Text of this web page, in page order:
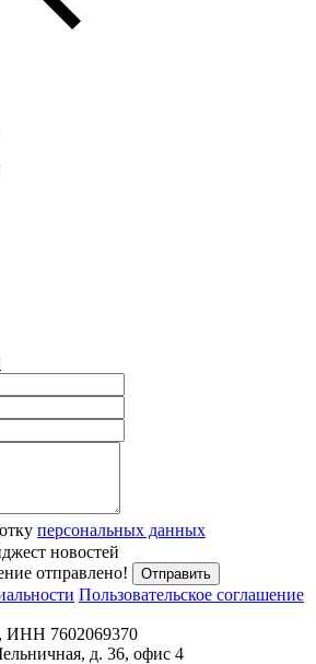
персональных данных
новостей
отправлено!
Пользовательское соглашение
ИНН 7602069370
д. 36, офис 4